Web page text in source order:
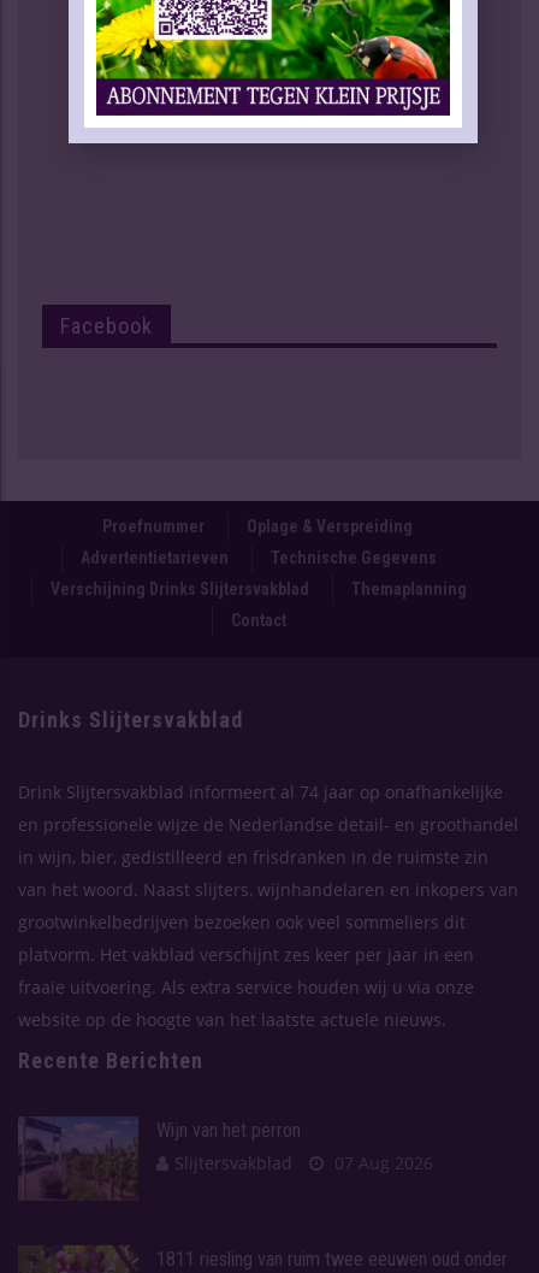
Facebook
Proefnummer
Oplage & Verspreiding
Advertentietarieven
Technische Gegevens
Verschijning Drinks Slijtersvakblad
Themaplanning
Contact
Drinks Slijtersvakblad
Drink Slijtersvakblad informeert al 74 jaar op onafhankelijke
en professionele wijze de Nederlandse detail- en groothandel
in wijn, bier, gedistilleerd en frisdranken in de ruimste zin
van het woord. Naast slijters, wijnhandelaren en inkopers van
grootwinkelbedrijven bezoeken ook veel sommeliers dit
platvorm. Het vakblad verschijnt zes keer per jaar in een
fraaie uitvoering. Als extra service houden wij u via onze
website op de hoogte van het laatste actuele nieuws.
Recente Berichten
Wijn van het perron
Slijtersvakblad
07 Aug 2026
1811 riesling van ruim twee eeuwen oud onder